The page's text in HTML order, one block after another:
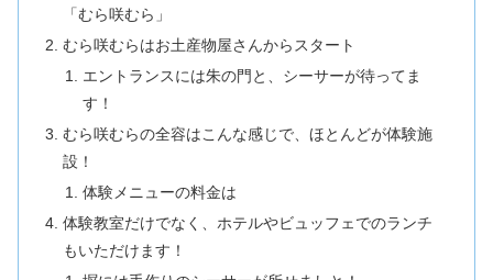
「むら咲むら」
むら咲むらはお土産物屋さんからスタート
エントランスには朱の門と、シーサーが待ってま
す！
むら咲むらの全容はこんな感じで、ほとんどが体験施
設！
体験メニューの料金は
体験教室だけでなく、ホテルやビュッフェでのランチ
もいただけます！